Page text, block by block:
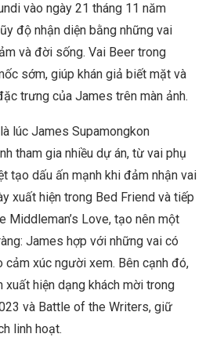
vào ngày 21 tháng 11 năm
độ nhận diện bằng những vai
và đời sống. Vai Beer trong
sớm, giúp khán giả biết mặt và
trưng của James trên màn ảnh.
lúc James Supamongkon
tham gia nhiều dự án, từ vai phụ
tạo dấu ấn mạnh khi đảm nhận vai
xuất hiện trong Bed Friend và tiếp
Middleman’s Love, tạo nên một
James hợp với những vai có
cảm xúc người xem. Bên cạnh đó,
hiện dạng khách mời trong
và Battle of the Writers, giữ
linh hoạt.